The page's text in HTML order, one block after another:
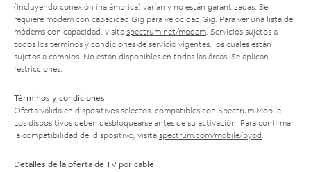
(incluyendo conexión inalámbrica) varían y no están garantizadas. Se
requiere módem con capacidad Gig para velocidad Gig. Para ver una lista de
módems con capacidad, visita spectrum.net/modem . Servicios sujetos a
todos los términos y condiciones de servicio vigentes, los cuales están
sujetos a cambios. No están disponibles en todas las áreas. Se aplican
restricciones.
Términos y condiciones
Oferta válida en dispositivos selectos, compatibles con Spectrum Mobile.
Los dispositivos deben desbloquearse antes de su activación. Para confirmar
la compatibilidad del dispositivo, visita spectrum.com/mobile/byod
Detalles de la oferta de TV por cable